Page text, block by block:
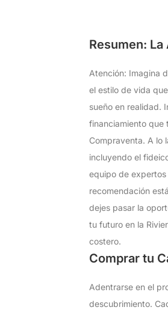
Resumen:
Atención: Imagina
el estilo de vida
sueño en realidad.
financiamiento que
Compraventa. A lo
incluyendo el
equipo de
recomendación
dejes pasar la
tu futuro en la
costero.
Comprar tu
Adentrarse en el
descubrimiento.